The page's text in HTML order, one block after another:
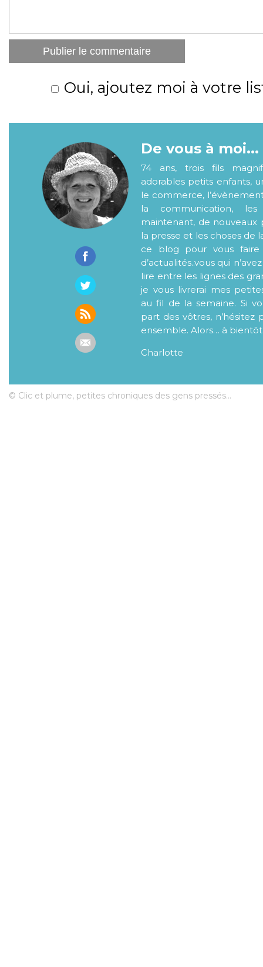
Oui, ajoutez moi à votre
De vous à moi...
74 ans, trois fils
adorables petits enfants,
le commerce,
la communication,
maintenant, de nouveaux
la presse et les choses de
ce blog pour vous faire
d’actualités..vous qui
lire entre les lignes des
je vous livrerai mes
au fil de la semaine. Si
part des vôtres, n’hésitez
ensemble. Alors… à bientôt
Charlotte
© Clic et plume, petites chroniques des gens pressés...